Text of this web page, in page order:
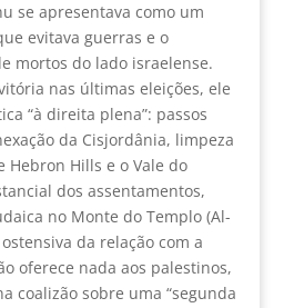
se apresentava como um
evitava guerras e o
mortos do lado israelense.
nas últimas eleições, ele
“à direita plena”: passos
da Cisjordânia, limpeza
Hebron Hills e o Vale do
dos assentamentos,
no Monte do Templo (Al-
da relação com a
oferece nada aos palestinos,
coalizão sobre uma “segunda